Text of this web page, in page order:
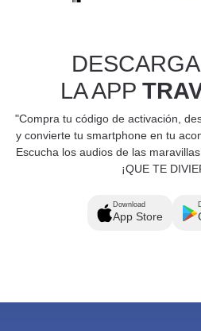
LA APP
"Compra tu código de activación,
y convierte tu smartphone en tu
Escucha los audios de las
¡QUE TE
Download
App Store